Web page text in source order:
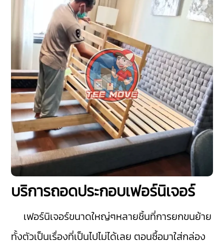
บริการถอดประกอบเฟอร์นิเจอร์
เฟอร์นิเจอร์ขนาดใหญ่ๆหลายชิ้นที่การยกขนย้าย
ทั้งตัวเป็นเรื่องที่เป็นไปไม่ได้เลย ตอนซื้อมาใส่กล่อง